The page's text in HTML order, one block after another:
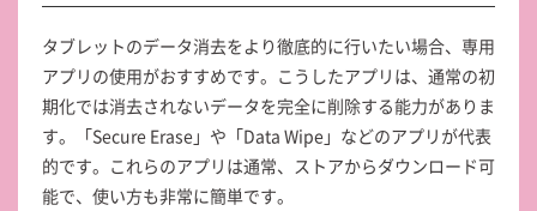
タブレットのデータ消去をより徹底的に行いたい場合、専用
アプリの使用がおすすめです。こうしたアプリは、通常の初
期化では消去されないデータを完全に削除する能力がありま
す。「Secure Erase」や「Data Wipe」などのアプリが代表
的です。これらのアプリは通常、ストアからダウンロード可
能で、使い方も非常に簡単です。